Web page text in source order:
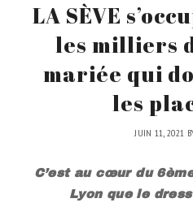
LA SÈVE
les milliers
mariée qui
les
JUIN 11, 2021
C’est au cœur du
Lyon que le